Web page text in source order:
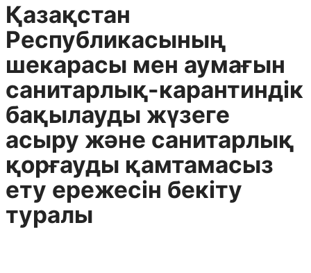
Қазақстан
Республикасының
шекарасы мен аумағын
санитарлық-карантиндiк
бақылауды жүзеге
асыру және санитарлық
қорғауды қамтамасыз
ету ережесiн бекiту
туралы